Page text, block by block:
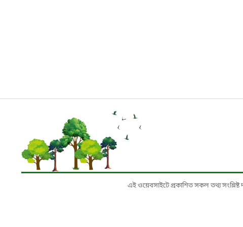
এই ওয়েবসাইটে প্রকাশিত সকল তথ্য সংশ্লিষ্ট